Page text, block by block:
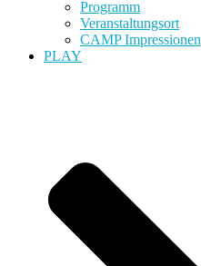
Programm
Veranstaltungsort
CAMP Impressionen
PLAY